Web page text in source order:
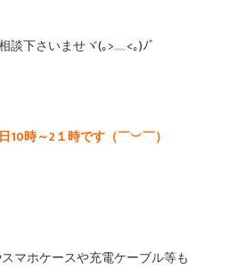
談下さいませヾ(｡>﹏<｡)ﾉﾞ
10時～2１時です（￣︶￣）
マホケースや充電ケーブル等も